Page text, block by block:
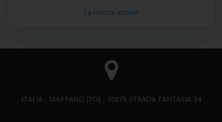
La nostra attività
ITALIA - MAPPANO (TO) - 10079 STRADA FANTASIA 34